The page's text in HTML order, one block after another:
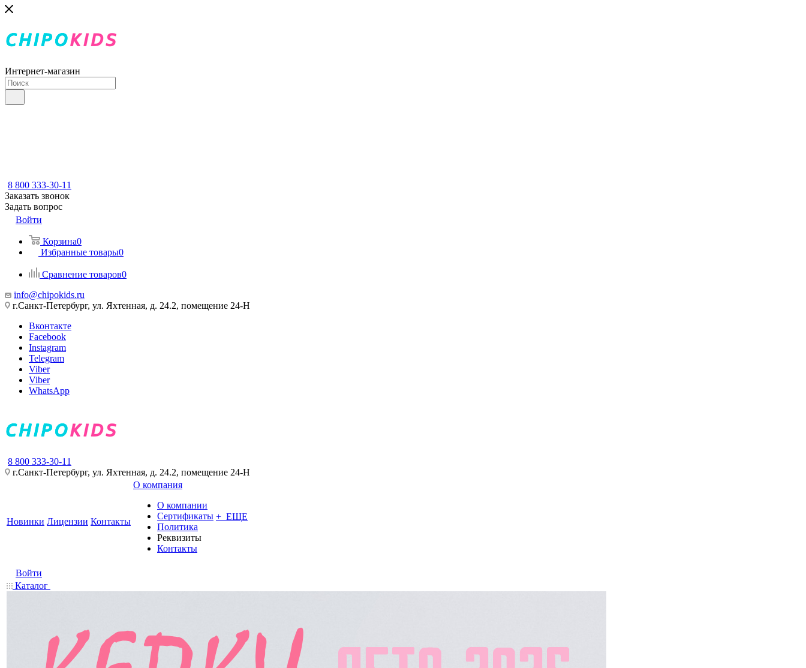
Интернет-магазин
8 800 333-30-11
Заказать звонок
Задать вопрос
Войти
Корзина0
Избранные товары0
Сравнение товаров0
info@chipokids.ru
г.Санкт-Петербург, ул. Яхтенная, д. 24.2, помещение 24-Н
Вконтакте
Facebook
Instagram
Telegram
Viber
Viber
WhatsApp
8 800 333-30-11
г.Санкт-Петербург, ул. Яхтенная, д. 24.2, помещение 24-Н
Новинки Лицензии Контакты
О компания
О компании
Сертификаты
Политика
Реквизиты
Контакты
+ ЕЩЕ
Войти
Каталог